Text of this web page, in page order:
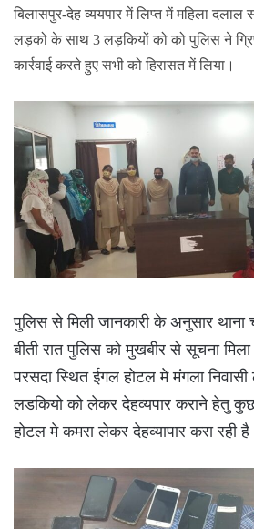
बिलासपुर-देह व्ययपार में लिप्त में महिला
लड़को के साथ 3 लड़कियों को को पुलिस ने
कार्रवाई करते हुए सभी को हिरासत में लिया।
पुलिस से मिली जानकारी के अनुसार थाना
बीती रात पुलिस को मुखबीर से सूचना मिला
परसदा स्थित ईगल होटल मे मंगला निवासी
लडकियो को लेकर देहव्यपार कराने हेतु
होटल मे कमरा लेकर देहव्यापार करा रही